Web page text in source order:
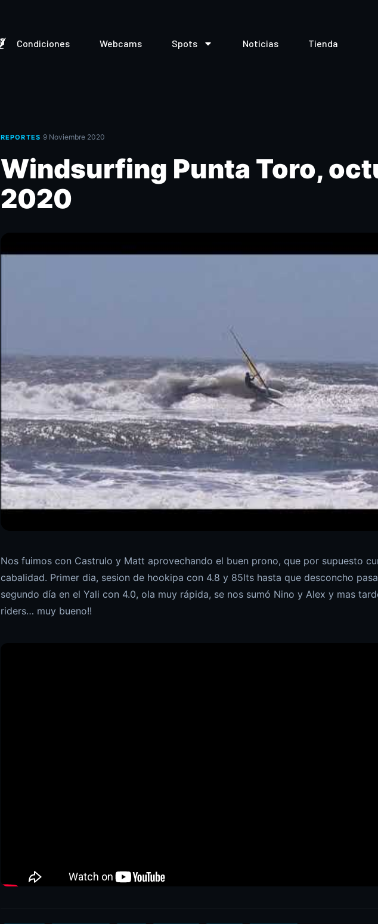
Condiciones Webcams Spots Noticias Tienda
REPORTES 9 Noviembre 2020
Windsurfing Punta Toro,
2020
Nos fuimos con Castrulo y Matt aprovechando el buen prono, que por supuesto
cabalidad. Primer dia, sesion de hookipa con 4.8 y 85lts hasta que desconcho
segundo día en el Yali con 4.0, ola muy rápida, se nos sumó Nino y Alex y mas
riders… muy bueno!!